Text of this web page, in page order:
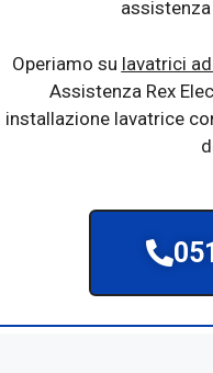
Operiamo su lavatrici
Assistenza Rex
installazione lavatrice